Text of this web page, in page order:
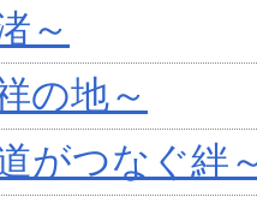
～
の地～
がつなぐ絆